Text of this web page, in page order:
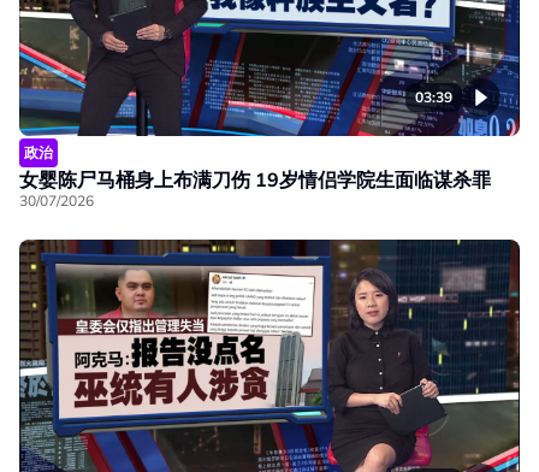
03:39
政治
女婴陈尸马桶身上布满刀伤 19岁情侣学院生面临谋杀罪
30/07/2026